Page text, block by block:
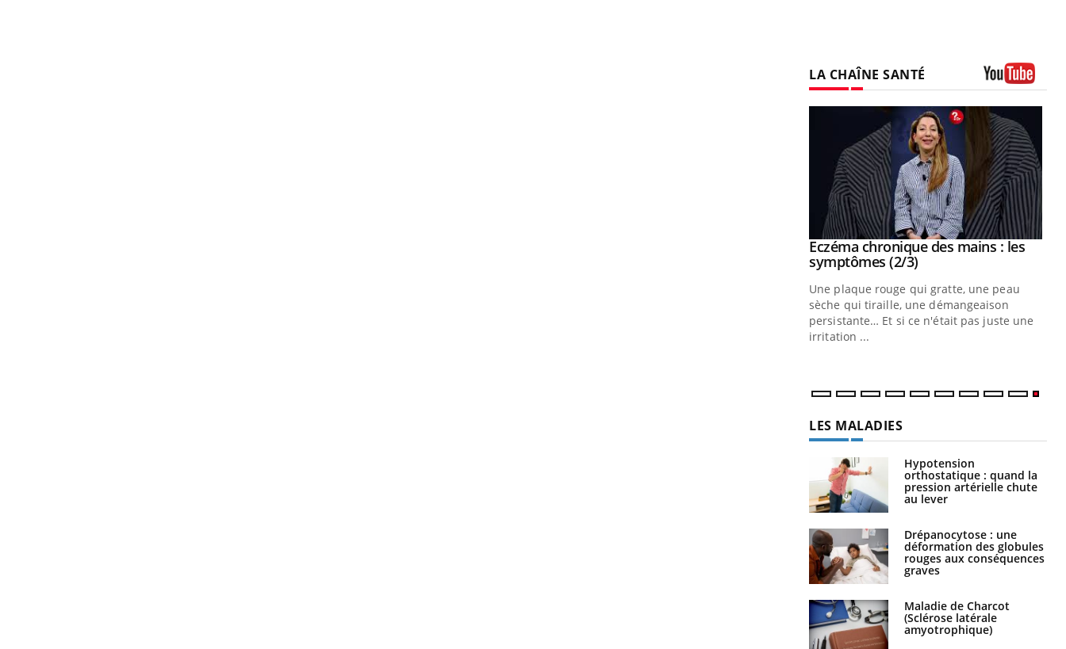
LA CHAÎNE SANTÉ
Youtube
Eczéma chronique des mains : les
symptômes (2/3)Youtube
Une plaque rouge qui gratte, une peau
sèche qui tiraille, une démangeaison
persistante… Et si ce n'était pas juste une
irritation ...
LES MALADIES
Hypotension
orthostatique : quand la
pression artérielle chute
au lever
Drépanocytose : une
déformation des globules
rouges aux conséquences
graves
Maladie de Charcot
(Sclérose latérale
amyotrophique)